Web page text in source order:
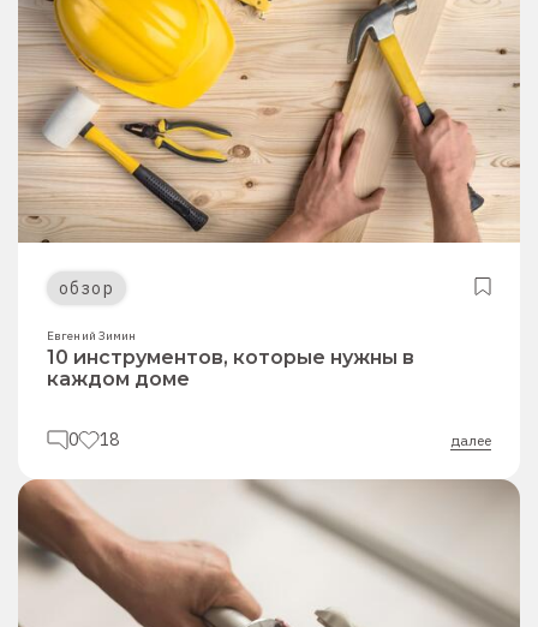
обзор
Евгений Зимин
10 инструментов, которые нужны в
каждом доме
0 18 далее